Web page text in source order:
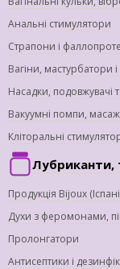
Анальні стимулятори
Страпони і
Вагіни, мастурбатори
Насадки, подовжувачі
Вакуумні помпи,
Кліторальні
Лубриканти,
Продукція Bijoux
Духи з феромонами,
Пролонгатори
Антисептики і